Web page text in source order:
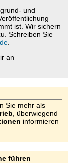
und
ist. Wir sichern
Schreiben Sie
an
Sie mehr als
, überwiegend
informieren
führen